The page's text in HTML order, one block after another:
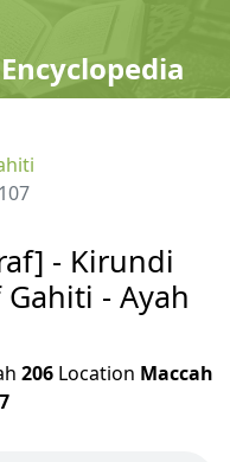
- Kirundi
- Ayah
206 Location Maccah
7